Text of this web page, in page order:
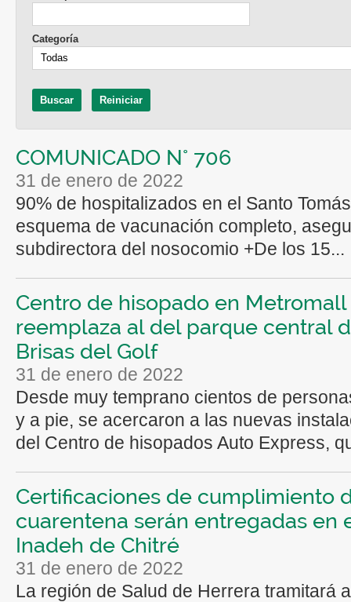
Categoría
COMUNICADO N° 706
31 de enero de 2022
90% de hospitalizados en el Santo
esquema de vacunación completo,
subdirectora del nosocomio +De los 15...
Centro de hisopado en Metromall
reemplaza al del parque central
Brisas del Golf
31 de enero de 2022
Desde muy temprano cientos de
y a pie, se acercaron a las nuevas
del Centro de hisopados Auto Express,
Certificaciones de cumplimiento
cuarentena serán entregadas en
Inadeh de Chitré
31 de enero de 2022
La región de Salud de Herrera tramitará